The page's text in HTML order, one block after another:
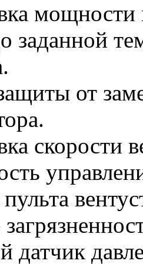
мощности
заданной
от
скорости
датчик